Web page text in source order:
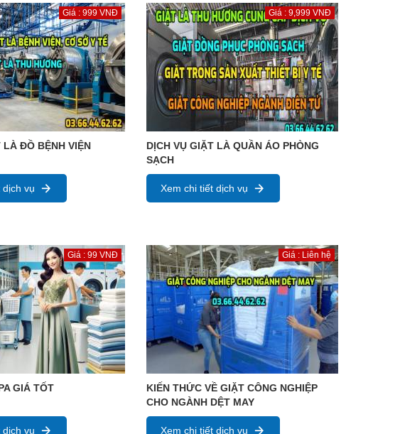
Giá : 999 VNĐ
LÀ ĐỒ BỆNH VIỆN
dịch vụ
Giá : 9,999 VNĐ
DỊCH VỤ GIẶT LÀ QUẦN ÁO PHÒNG
SẠCH
Xem chi tiết dịch vụ
Giá : 99 VNĐ
GIÁ TỐT
dịch vụ
Giá : Liên hệ
KIẾN THỨC VỀ GIẶT CÔNG NGHIỆP
CHO NGÀNH DỆT MAY
Xem chi tiết dịch vụ